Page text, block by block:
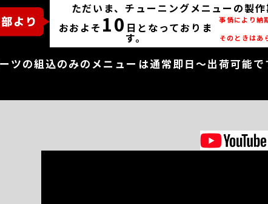
ただいま、チューニングメニューの製
おおよそ 10 日となっておりま
す。
事情により納
そのときはあ
ツの組込のみのメニューは通常即日～出荷可能で